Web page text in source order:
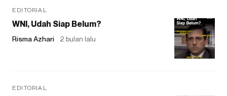
EDITORIAL
WNI, Udah Siap Belum?
Risma Azhari 2 bulan lalu
EDITORIAL